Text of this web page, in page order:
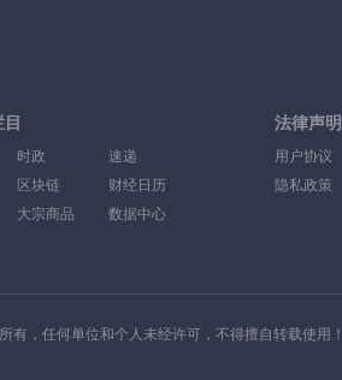
时政
速递
区块链
财经日历
大宗商品
数据中心
法律声明
用户协议
隐私政策
有，任何单位和个人未经许可，不得擅自转载使用！